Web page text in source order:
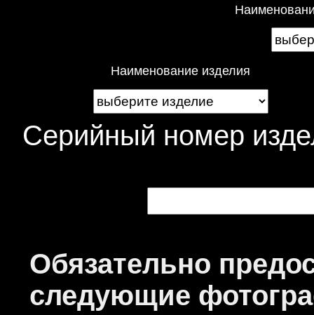
Наименование изделия
Серийный номер
Обязательно
следующие